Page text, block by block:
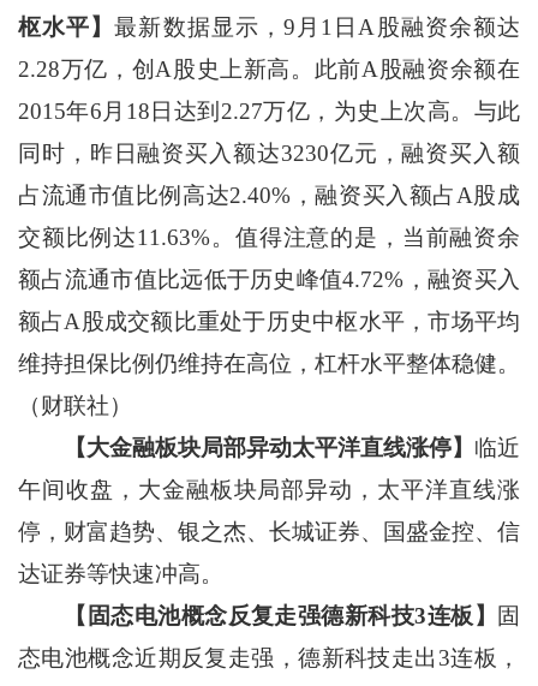
枢水平】最新数据显示，9月1日A股融资余额达
2.28万亿，创A股史上新高。此前A股融资余额在
2015年6月18日达到2.27万亿，为史上次高。与此
同时，昨日融资买入额达3230亿元，融资买入额
占流通市值比例高达2.40%，融资买入额占A股成
交额比例达11.63%。值得注意的是，当前融资余
额占流通市值比远低于历史峰值4.72%，融资买入
额占A股成交额比重处于历史中枢水平，市场平均
维持担保比例仍维持在高位，杠杆水平整体稳健。
（财联社）
【大金融板块局部异动太平洋直线涨停】 临近
午间收盘，大金融板块局部异动，太平洋直线涨
停，财富趋势、银之杰、长城证券、国盛金控、信
达证券等快速冲高。
【固态电池概念反复走强德新科技3连板】
固
态电池概念近期反复走强，德新科技走出3连板，